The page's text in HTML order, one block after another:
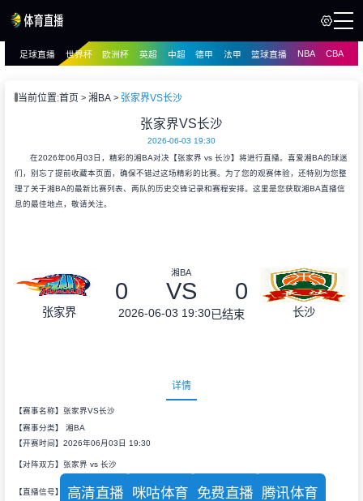
播
足球直播 世界杯 欧洲杯 英超 中超 德甲 法甲 篮球直播 NBA CBA
当前位置:首页 湘BA 张家界VS长沙
张家界VS长沙
2026-06-03 19:30
在2026年06月03日，精彩的湘BA对决【张家界 vs 长沙】将进行直播。喜爱湘BA的球迷
们，别忘了提前收藏本页面，确保不错过这场精彩的比赛。为了您的观赛体验，还特别为您整
理了关于湘BA的最新比赛列表、两队的历史交锋记录和赛程安排。这里是您获取湘BA直播信
息的最佳地点，敬请关注。
张家界
湘BA
0 VS 0
2026-06-03 19:30已结束 长沙
详情
【赛事名称】张家界VS长沙
【赛事分类】 湘BA
【开赛时间】2026年06月03日 19:30
【对阵双方】张家界 vs 长沙
【直播信号】 高清直播 咪咕体育 免费直播 腾讯体育